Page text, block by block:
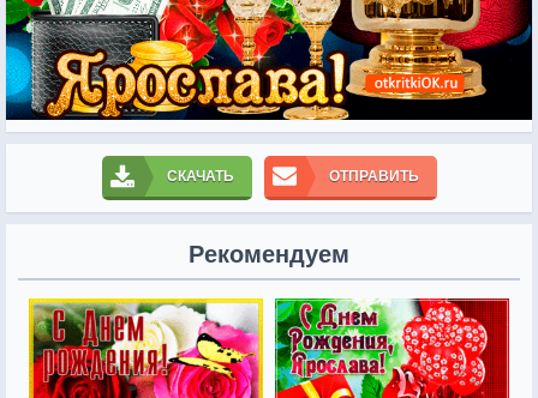
СКАЧАТЬ ОТПРАВИТЬ
Рекомендуем